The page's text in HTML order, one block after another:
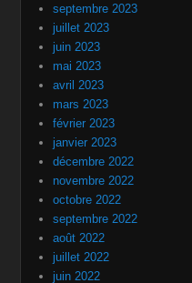
septembre 2023
juillet 2023
juin 2023
mai 2023
avril 2023
mars 2023
février 2023
janvier 2023
décembre 2022
novembre 2022
octobre 2022
septembre 2022
août 2022
juillet 2022
juin 2022